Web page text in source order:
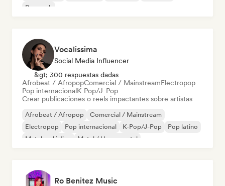
Pop rock
Vocalissima
Social Media Influencer
&gt; 300 respuestas dadas
Afrobeat / AfropopComercial / MainstreamElectropop
Pop internacionalK-Pop/J-Pop
Crear publicaciones o reels impactantes sobre artistas
Afrobeat / Afropop
Comercial / Mainstream
Electropop
Pop internacional K-Pop/J-Pop
Pop latino
Metal melódico
Metal / Heavy metal
Ro Benitez Music